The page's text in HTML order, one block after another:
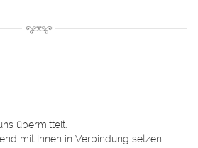
übermittelt.
mit Ihnen in Verbindung setzen.